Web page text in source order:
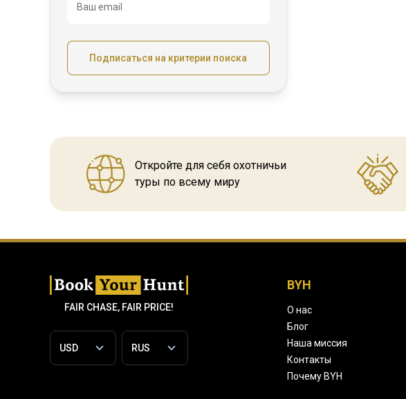
Ваш email
Подписаться на критерии поиска
Откройте для себя охотничьи
туры по всему миру
FAIR CHASE, FAIR PRICE!
BYH
О нас
Блог
Наша миссия
Контакты
Почему BYH